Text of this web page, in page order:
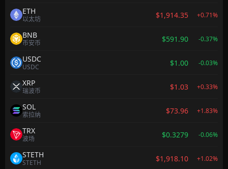
ETH
以太坊 $1,914.35 +0.71%
BNB
币安币 $591.90 -0.37%
USDC
USDC $1.00 -0.03%
XRP
瑞波币 $1.03 +0.33%
SOL
索拉纳 $73.96 +1.83%
TRX
波场 $0.3279 -0.06%
STETH
STETH $1,918.10 +1.02%